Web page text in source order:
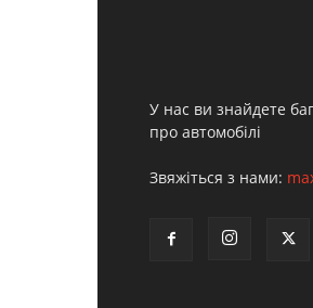
У нас ви знайдете
про автомобілі
Звяжіться з нами: